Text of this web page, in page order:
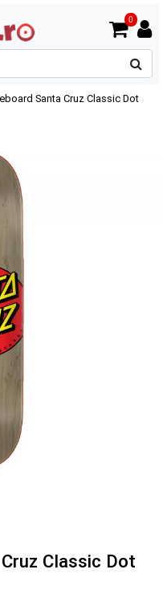
0
Santa Cruz Classic Dot
Classic Dot